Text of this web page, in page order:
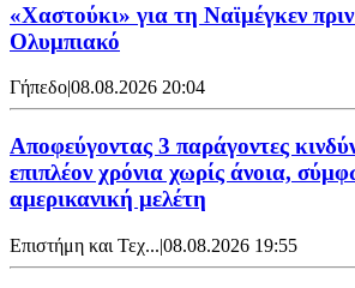
«Χαστούκι» για τη Ναϊμέγκεν
Ολυμπιακό
Γήπεδο|08.08.2026 20:04
Αποφεύγοντας 3 παράγοντες
επιπλέον χρόνια χωρίς άνοια,
αμερικανική μελέτη
Επιστήμη και Τεχ...|08.08.2026 19:55